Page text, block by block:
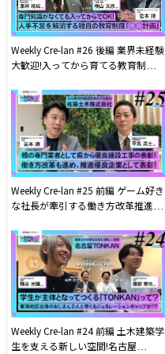
Weekly Cre-lan #26 後編 業界未経験
大歓迎!入ってから育てる教育制度を
社ホーク
Weekly Cre-lan #25 前編 ゲーム好き
な社長が牽引する働き方改革推進優
Weekly Cre-lan #24 前編 土木建築学
生を支える新しい空間!名古屋